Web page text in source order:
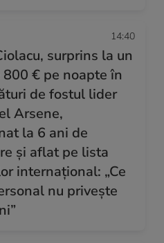
14:40
surprins la un
€ pe noapte în
de fostul lider
Arsene,
la 6 ani de
și aflat pe lista
internațional: „Ce
nu privește